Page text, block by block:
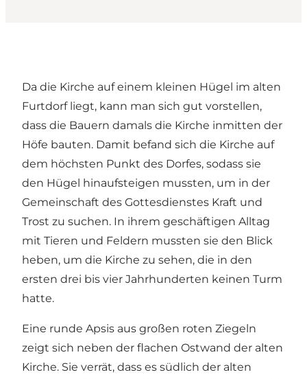
Da die Kirche auf einem kleinen Hügel im alten
Furtdorf liegt, kann man sich gut vorstellen,
dass die Bauern damals die Kirche inmitten der
Höfe bauten. Damit befand sich die Kirche auf
dem höchsten Punkt des Dorfes, sodass sie
den Hügel hinaufsteigen mussten, um in der
Gemeinschaft des Gottesdienstes Kraft und
Trost zu suchen. In ihrem geschäftigen Alltag
mit Tieren und Feldern mussten sie den Blick
heben, um die Kirche zu sehen, die in den
ersten drei bis vier Jahrhunderten keinen Turm
hatte.
Eine runde Apsis aus großen roten Ziegeln
zeigt sich neben der flachen Ostwand der alten
Kirche. Sie verrät, dass es südlich der alten